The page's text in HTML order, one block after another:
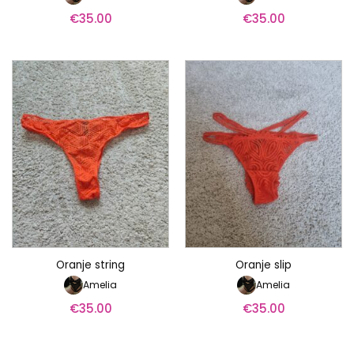
€35.00 €35.00
Oranje string
Amelia
€35.00
Oranje slip
Amelia
€35.00